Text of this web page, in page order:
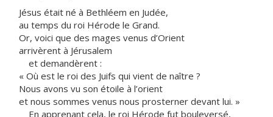
Jésus était né à Bethléem en Judée,
au temps du roi Hérode le Grand.
Or, voici que des mages venus d’Orient
arrivèrent à Jérusalem
et demandèrent :
« Où est le roi des Juifs qui vient de naître ?
Nous avons vu son étoile à l’orient
et nous sommes venus nous prosterner devant lui. »
En apprenant cela, le roi Hérode fut bouleversé,